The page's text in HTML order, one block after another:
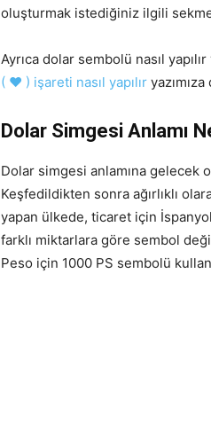
oluşturmak istediğiniz ilgili
Ayrıca dolar sembolü nasıl
( ♥ ) işareti nasıl yapılır
Dolar Simgesi Anlamı
Dolar simgesi anlamına gelecek
Keşfedildikten sonra ağırlıklı
yapan ülkede, ticaret için İspanyol
farklı miktarlara göre sembol
Peso için 1000 PS sembolü